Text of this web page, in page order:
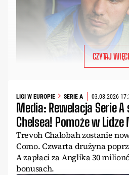
CZYTAJ
LIGI W EUROPIE SERIE A 03.08.2026
Media: Rewelacja Serie
Chelsea! Pomoże w
Trevoh Chalobah zostanie
Como. Czwarta drużyna
A zapłaci za Anglika 30
bonusach.